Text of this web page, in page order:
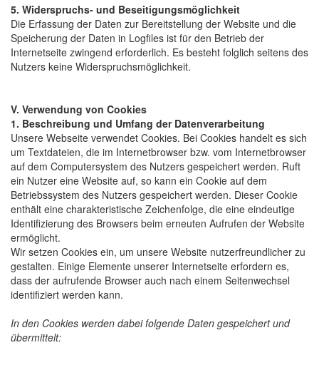
5. Widerspruchs- und Beseitigungsmöglichkeit
Die Erfassung der Daten zur Bereitstellung der Website und die
Speicherung der Daten in Logfiles ist für den Betrieb der
Internetseite zwingend erforderlich. Es besteht folglich seitens des
Nutzers keine Widerspruchsmöglichkeit.
V. Verwendung von Cookies
1. Beschreibung und Umfang der Datenverarbeitung
Unsere Webseite verwendet Cookies. Bei Cookies handelt es sich
um Textdateien, die im Internetbrowser bzw. vom Internetbrowser
auf dem Computersystem des Nutzers gespeichert werden. Ruft
ein Nutzer eine Website auf, so kann ein Cookie auf dem
Betriebssystem des Nutzers gespeichert werden. Dieser Cookie
enthält eine charakteristische Zeichenfolge, die eine eindeutige
Identifizierung des Browsers beim erneuten Aufrufen der Website
ermöglicht.
Wir setzen Cookies ein, um unsere Website nutzerfreundlicher zu
gestalten. Einige Elemente unserer Internetseite erfordern es,
dass der aufrufende Browser auch nach einem Seitenwechsel
identifiziert werden kann.
In den Cookies werden dabei folgende Daten gespeichert und
übermittelt: